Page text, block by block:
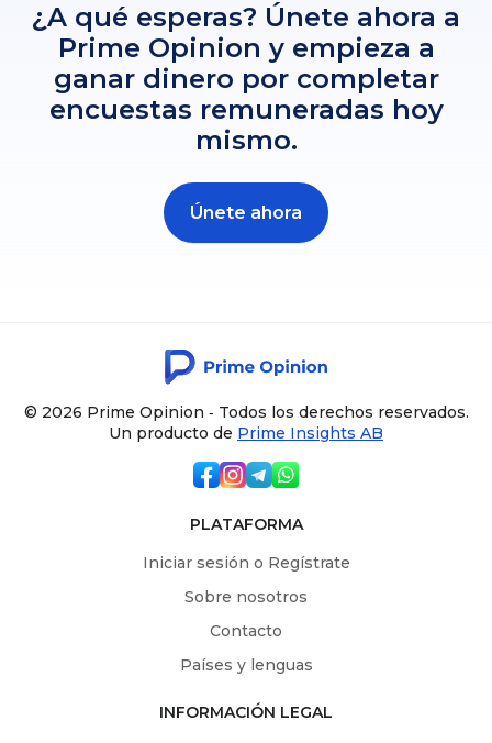
¿A qué esperas? Únete ahora a
Prime Opinion y empieza a
ganar dinero por completar
encuestas remuneradas hoy
mismo.
Únete ahora
© 2026 Prime Opinion ‐ Todos los derechos reservados.
Un producto de Prime Insights AB
PLATAFORMA
Iniciar sesión o Regístrate
Sobre nosotros
Contacto
Países y lenguas
INFORMACIÓN LEGAL